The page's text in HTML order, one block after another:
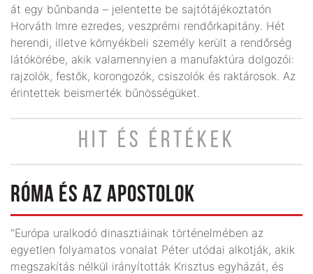
át egy bűnbanda – jelentette be sajtótájékoztatón
Horváth Imre ezredes, veszprémi rendőrkapitány. Hét
herendi, illetve környékbeli személy került a rendőrség
látókörébe, akik valamennyien a manufaktúra dolgozói:
rajzolók, festők, korongozók, csiszolók és raktárosok. Az
érintettek beismerték bűnösségüket.
HIT ÉS ÉRTÉKEK
RÓMA ÉS AZ APOSTOLOK
"Európa uralkodó dinasztiáinak történelmében az
egyetlen folyamatos vonalat Péter utódai alkotják, akik
megszakítás nélkül irányították Krisztus egyházát, és